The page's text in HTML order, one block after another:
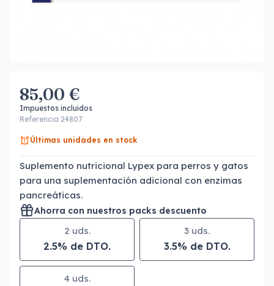
85,00 €
Impuestos incluidos
Referencia 24807
Últimas unidades en stock
Suplemento nutricional Lypex para perros y gatos
para una suplementación adicional con enzimas
pancreáticas.
Ahorra con nuestros packs descuento
2 uds.
2.5% de DTO.
3 uds.
3.5% de DTO.
4 uds.